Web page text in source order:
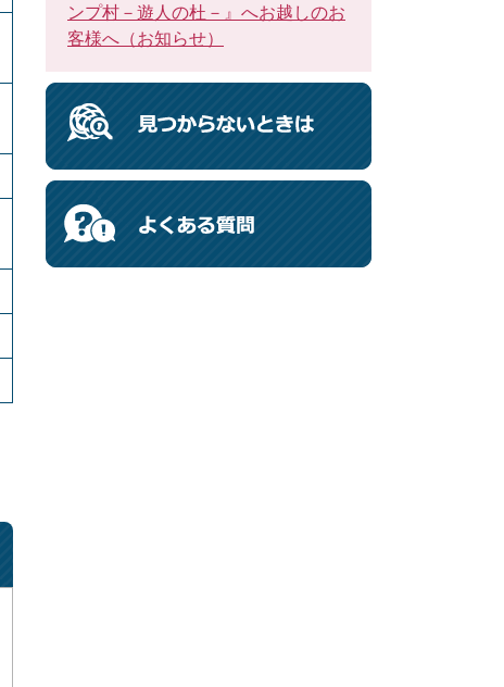
ンプ村－遊人の杜－』へお越しのお
客様へ（お知らせ）